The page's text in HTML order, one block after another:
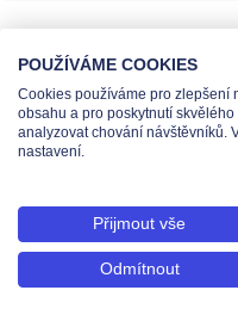
Administrace pro prodejce
Tel.: +420 491 519 500 | E-mail:
© 2026 Teas spol. s r. o.,
48906565, DIČ: CZ699008048,
Praze pod
POUŽÍVÁME COOKIES
Cookies používáme pro zlepšení
obsahu a pro poskytnutí
analyzovat chování návštěvníků.
nastavení.
Přijmout vše
Odmítnout